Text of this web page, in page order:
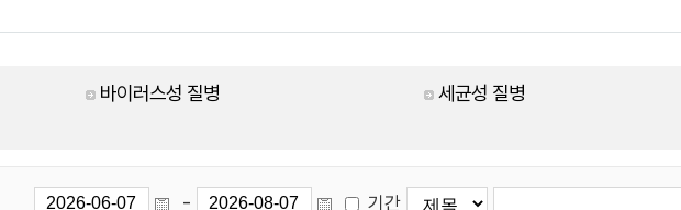
바이러스성 질병 세균성 질병
- 기간